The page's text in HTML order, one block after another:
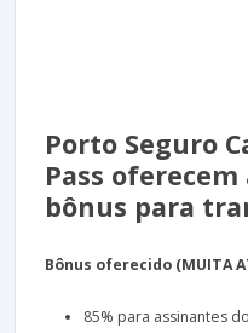
Porto Seguro
Pass
bônus para
Bônus oferecido (MUITA
85% para assinantes